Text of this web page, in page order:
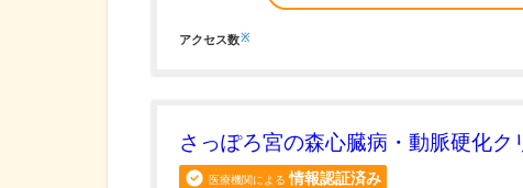
アクセス数※
さっぽろ宮の森心臓病・動脈硬化ク
医療機関による 情報認証済み